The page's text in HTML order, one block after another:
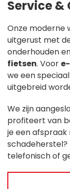
Service &
Onze moderne
uitgerust met
onderhouden
fietsen. Voor
we een
uitgebreid
We zijn
profiteert van
je een
schadeherstel?
telefonisch of